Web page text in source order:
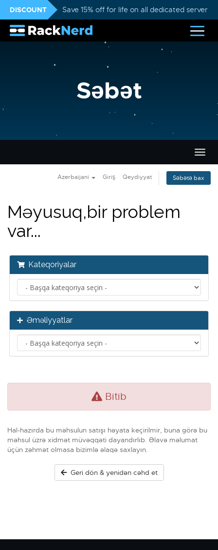
DISCOUNT Save 15% off for life on all dedicated servers
Səbət
keçid
Azerbaijani Giriş Qeydiyyat Səbətə bax
Məyusuq,bir problem
var...
Kateqoriyalar
Əməliyyatlar
Bitib
Hal-hazırda bu məhsulun satışı həyata keçirilmir, buna görə bu
məhsul üzrə xidmət müvəqqəti dayandırlıb. Əlavə məlumat
üçün zəhmət olmasa bizimlə əlaqə saxlayın.
Geri dön & yenidən cəhd et